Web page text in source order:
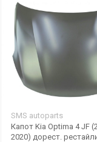
SMS autoparts
Капот Kia Optima 4 JF
2020) дорест.